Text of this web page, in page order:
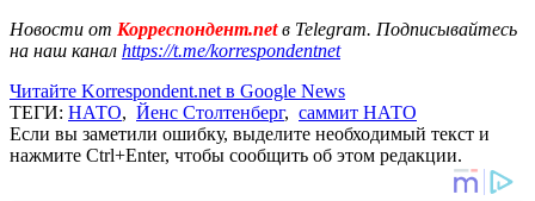
Новости от Корреспондент.netв Telegram. Подписывайтесь
на наш канал https://t.me/korrespondentnet
Читайте Korrespondent.net в Google News
ТЕГИ: НАТО, Йенс Столтенберг, саммит НАТО
Если вы заметили ошибку, выделите необходимый текст и
нажмите Ctrl+Enter, чтобы сообщить об этом редакции.